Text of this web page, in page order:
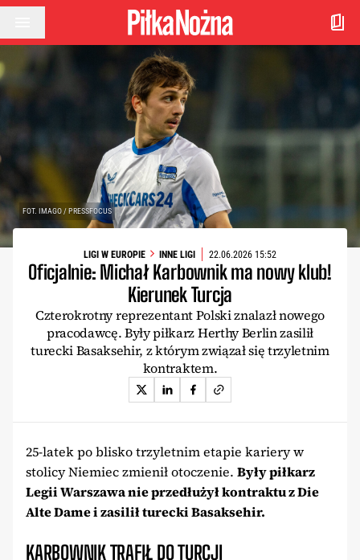
Przejdź do treści
FOT. IMAGO / PRESSFOCUS
LIGI W EUROPIE INNE LIGI 22.06.2026 15:52
Oficjalnie: Michał Karbownik ma nowy klub!
Kierunek Turcja
Czterokrotny reprezentant Polski znalazł nowego
pracodawcę. Były piłkarz Herthy Berlin zasilił
turecki Basaksehir, z którym związał się trzyletnim
kontraktem.
25-latek po blisko trzyletnim etapie kariery w
stolicy Niemiec zmienił otoczenie. Były piłkarz
Legii Warszawa nie przedłużył kontraktu z Die
Alte Dame i zasilił turecki Basaksehir.
KARBOWNIK TRAFIŁ DO TURCJI